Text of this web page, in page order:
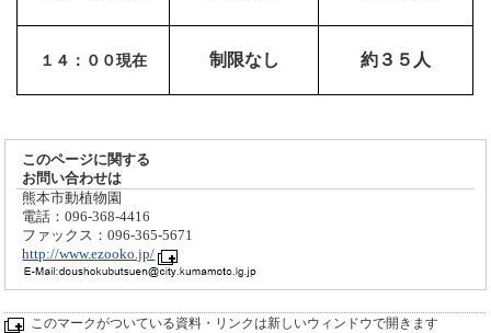
１４：００現在 制限なし 約３５人
このページに関する
お問い合わせは
熊本市動植物園
電話：096-368-4416
ファックス：096-365-5671
http://www.ezooko.jp/
このマークがついている資料・リンクは新しいウィンドウで開きます